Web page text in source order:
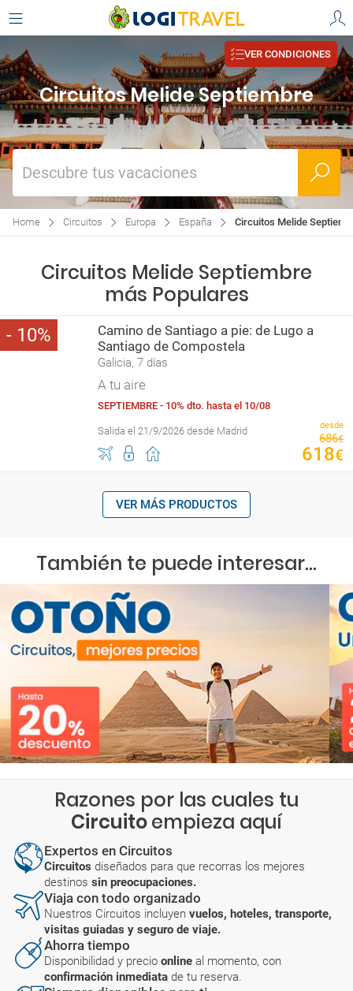
VER CONDICIONES
Circuitos Melide Septiembre
Descubre tus vacaciones
Home Circuitos Europa España Circuitos Melide
Circuitos Melide Septiembre
más Populares
10
Camino de Santiago a pie: de Lugo a
Santiago de Compostela
Galicia, 7 días
A tu aire
SEPTIEMBRE - 10% dto. hasta el 10/08
Salida el 21/9/2026 desde Madrid desde
686€
618€
VER MÁS PRODUCTOS
También te puede interesar...
Razones por las cuales tu
Circuitoempieza aquí
Expertos en Circuitos
Circuitos diseñados para que recorras los mejores
destinos sin preocupaciones.
Viaja con todo organizado
Nuestros Circuitos incluyen vuelos, hoteles, transporte,
visitas guiadas y seguro de viaje.
Ahorra tiempo
Disponibilidad y precio online al momento, con
confirmación inmediata de tu reserva.